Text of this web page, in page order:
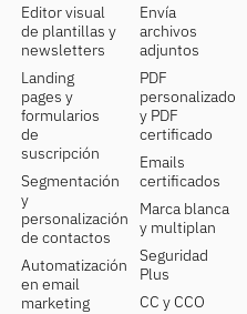
Editor visual
de plantillas y
newsletters
Landing
pages y
formularios
de
suscripción
Segmentación
y
personalización
de contactos
Automatización
en email
marketing
Envía
archivos
adjuntos
PDF
personalizado
y PDF
certificado
Emails
certificados
Marca blanca
y multiplan
Seguridad
Plus
CC y CCO